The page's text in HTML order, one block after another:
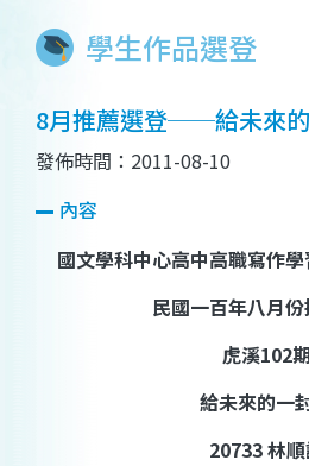
學生作品選登
8月推薦選登──給未來
發佈時間：2011-08-10
內容
國文學科中心高中高職寫作
民國一百年八月
虎溪102期
給未來的一
20733林